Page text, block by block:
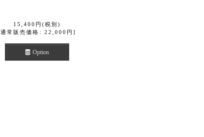
15,400 円 (税別)
通常販売価格 : 22,000 円 ]
Option